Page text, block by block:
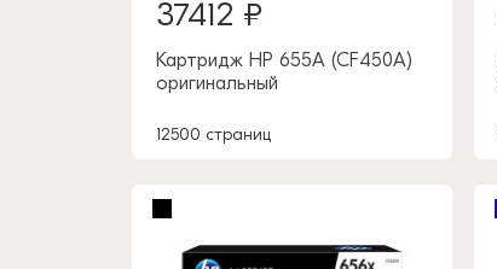
37412 ₽
Картридж HP 655A (CF450A)
оригинальный
12500 страниц